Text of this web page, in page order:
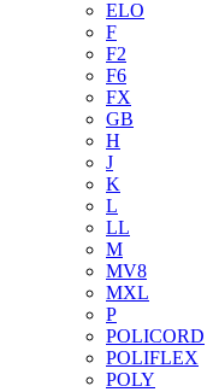
ELO
F
F2
F6
FX
GB
H
J
K
L
LL
M
MV8
MXL
P
POLICORD
POLIFLEX
POLY